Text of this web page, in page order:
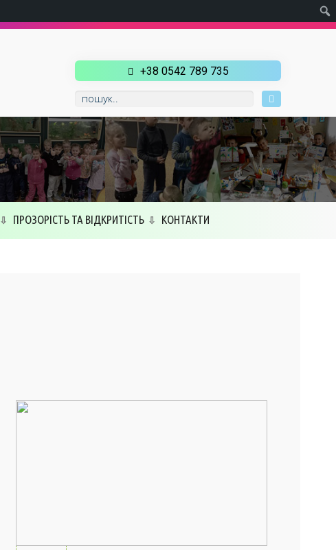
+38 0542 789 735
ПРОЗОРІСТЬ ТА ВІДКРИТІСТЬ КОНТАКТИ